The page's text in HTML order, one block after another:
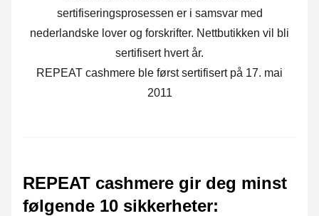
sertifiseringsprosessen er i samsvar med
nederlandske lover og forskrifter. Nettbutikken vil bli
sertifisert hvert år.
REPEAT cashmere ble først sertifisert på 17. mai
2011
REPEAT cashmere gir deg minst
følgende 10 sikkerheter: